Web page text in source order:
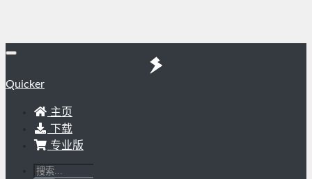
Quicker
主页
下载
专业版